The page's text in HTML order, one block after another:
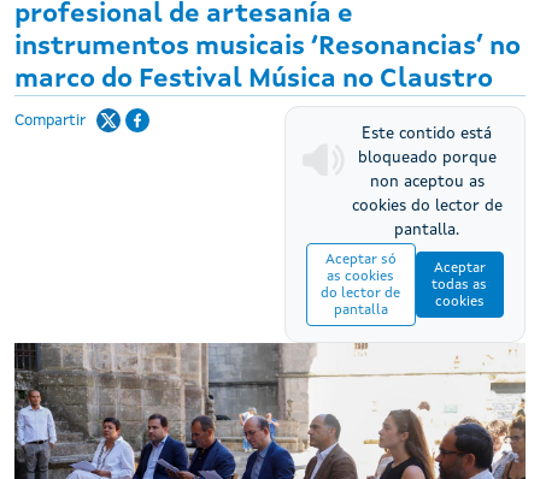
profesional de artesanía e
instrumentos musicais ‘Resonancias’ no
marco do Festival Música no Claustro
Compartir
Este contido está
bloqueado porque
non aceptou as
cookies do lector de
pantalla.
Aceptar só
as cookies
do lector de
pantalla
Aceptar
todas as
cookies